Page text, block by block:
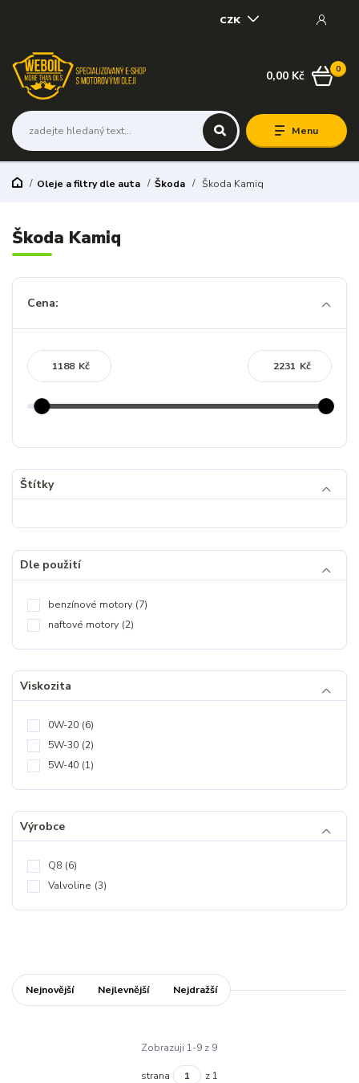
Menu
CZK
0
0,00 Kč
Oleje a filtry dle auta Škoda Škoda Kamiq
Škoda Kamiq
Cena:
Kč Kč
Štítky
Dle použití
benzínové motory (7)
naftové motory (2)
Viskozita
0W-20 (6)
5W-30 (2)
5W-40 (1)
Výrobce
Q8 (6)
Valvoline (3)
Nejnovější Nejlevnější Nejdražší
Zobrazuji 1-9 z 9
strana z 1